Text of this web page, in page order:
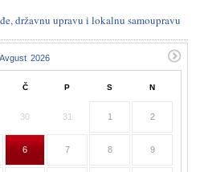
državnu upravu i lokalnu samoupravu
Č P S N
30 31 1 2
6 7 8 9